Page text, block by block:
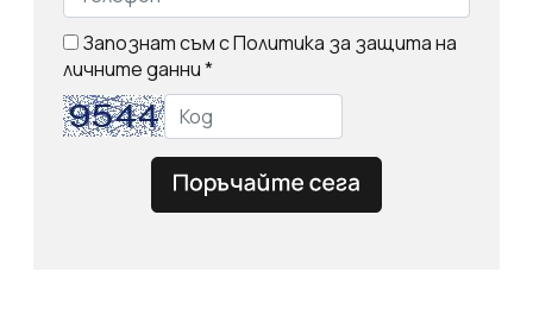
Запознат съм сПолитика за защита на
личните данни*